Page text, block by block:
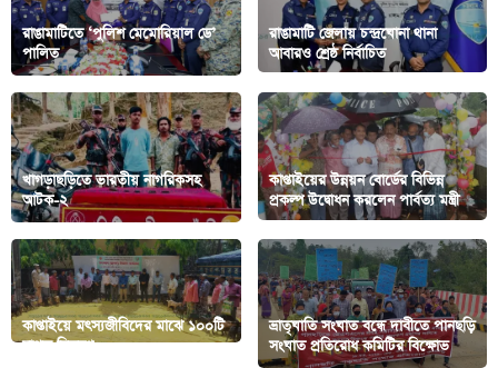
রাঙামাটিতে ‘পুলিশ মেমোরিয়াল ডে’
পালিত
রাঙামাটি জেলায় চন্দ্রঘোনা থানা
আবারও শ্রেষ্ঠ নির্বাচিত
খাগড়াছড়িতে ভারতীয় নাগরিকসহ
আটক-২
কাপ্তাইয়ের উন্নয়ন বোর্ডের বিভিন্ন
প্রকল্প উদ্বোধন করলেন পার্বত্য মন্ত্রী
কাপ্তাইয়ে মৎস্যজীবিদের মাঝে ১০০টি
ছাগল বিতরণ
ভ্রাতৃঘাতি সংঘাত বন্ধে দাবীতে পানছড়ি
সংঘাত প্রতিরোধ কমিটির বিক্ষোভ